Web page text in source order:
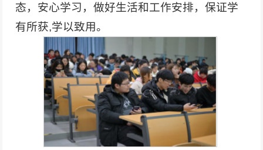
态，安心学习，做好生活和工作安排，保证学
有所获,学以致用。